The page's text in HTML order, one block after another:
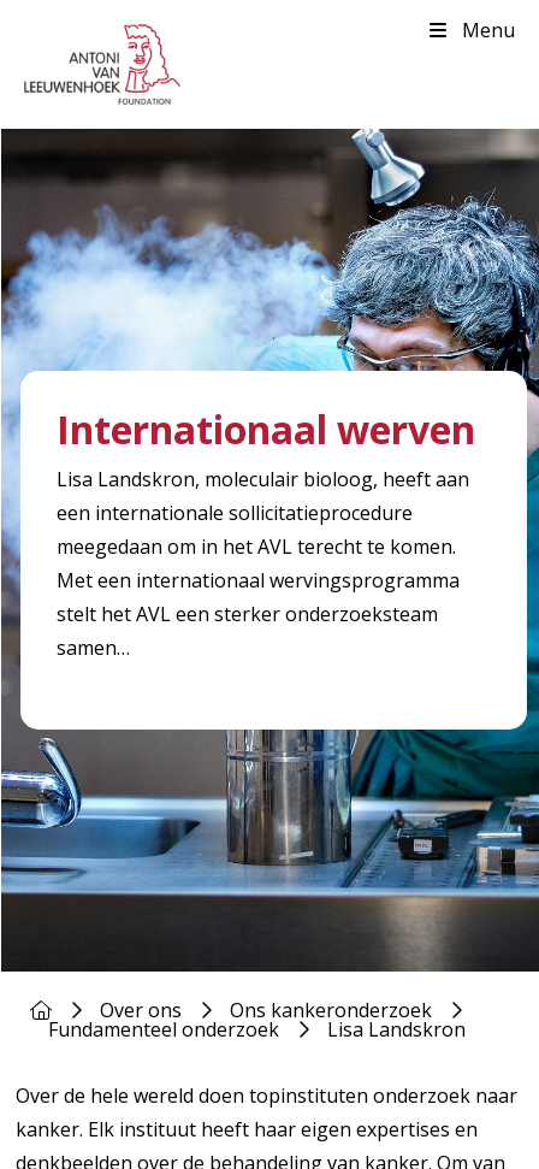
Menu
Internationaal werven
Lisa Landskron, moleculair bioloog, heeft aan
een internationale sollicitatieprocedure
meegedaan om in het AVL terecht te komen.
Met een internationaal wervingsprogramma
stelt het AVL een sterker onderzoeksteam
samen…
Over ons Ons kankeronderzoek
Fundamenteel onderzoek Lisa Landskron
Over de hele wereld doen topinstituten onderzoek naar
kanker. Elk instituut heeft haar eigen expertises en
denkbeelden over de behandeling van kanker. Om van